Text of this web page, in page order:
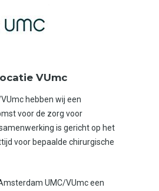
VUmc
hebben wij een
voor de zorg voor
is gericht op het
voor bepaalde chirurgische
UMC/VUmc een